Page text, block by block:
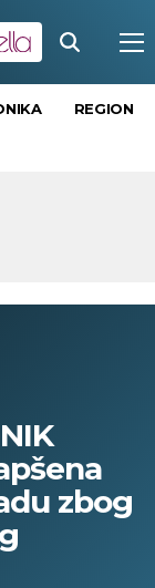
REGION
zbog